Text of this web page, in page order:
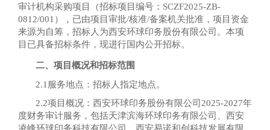
审计机构采购项目（招标项目编号：SCZF2025-ZB-
0812/001），已由项目审批/核准/备案机关批准，项目资金
来源为自筹，招标人为西安环球印务股份有限公司。本项
目已具备招标条件，现进行国内公开招标。
二、项目概况和招标范围
2.1服务地点：招标人指定地点。
2.2项目概况：西安环球印务股份有限公司2025-2027年
度财务审计服务，包括天津滨海环球印务有限公司、西安